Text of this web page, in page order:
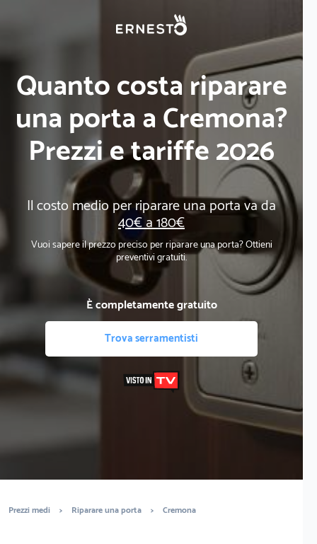
Quanto costa riparare
una porta a Cremona?
Prezzi e tariffe 2026
Il costo medio per riparare una porta va da
40€ a 180€
Vuoi sapere il prezzo preciso per riparare una porta? Ottieni
preventivi gratuiti.
È completamente gratuito
Trova serramentisti
Prezzi medi > Riparare una porta > Cremona